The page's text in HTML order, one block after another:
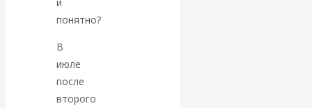
кризис в
банковской
сфере России
понятно?
В
июле
после
второго